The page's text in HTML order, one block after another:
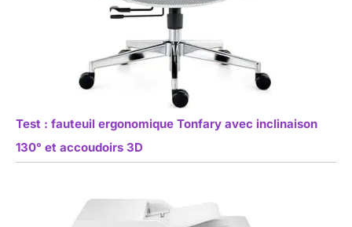
Test : fauteuil ergonomique Tonfary avec inclinaison
130° et accoudoirs 3D